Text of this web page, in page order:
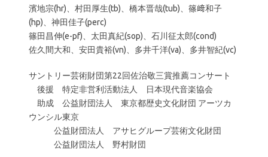
濱地宗(hr)、村田厚生(tb)、橋本晋哉(tub)、篠﨑和子
(hp)、神田佳子(perc)
篠田昌伸(e-pf)、太田真紀(sop)、石川征太郎(cond)
佐久間大和、安田貴裕(vn)、多井千洋(va)、多井智紀(vc)
サントリー芸術財団第22回佐治敬三賞推薦コンサート
後援 特定非営利活動法人 日本現代音楽協会
助成 公益財団法人 東京都歴史文化財団 アーツカ
ウンシル東京
公益財団法人 アサヒグループ芸術文化財団
公益財団法人 野村財団